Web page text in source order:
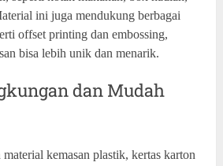
ini juga mendukung berbagai
offset printing dan embossing,
bisa lebih unik dan menarik.
dan Mudah
kemasan plastik, kertas karton